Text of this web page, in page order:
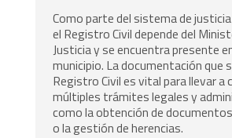
Como parte del sistema de
el Registro Civil depende del
Justicia y se encuentra presente
municipio. La documentación que
Registro Civil es vital para llevar a
múltiples trámites legales y
como la obtención de
o la gestión de herencias.